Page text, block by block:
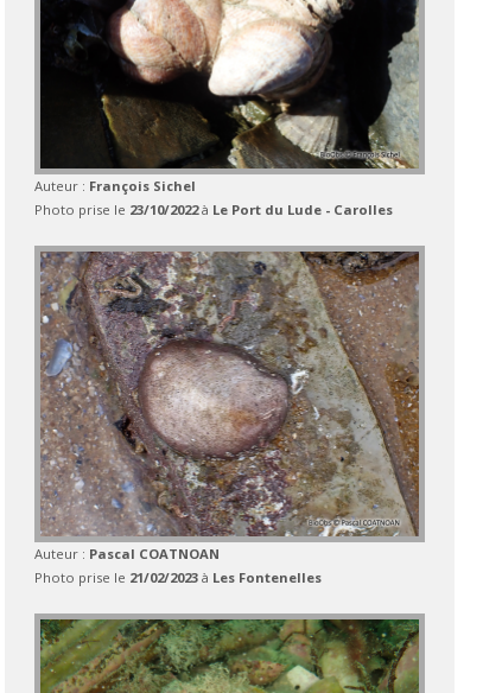
Auteur : François Sichel
Photo prise le 23/10/2022à Le Port du Lude - Carolles
Auteur : Pascal COATNOAN
Photo prise le 21/02/2023à Les Fontenelles